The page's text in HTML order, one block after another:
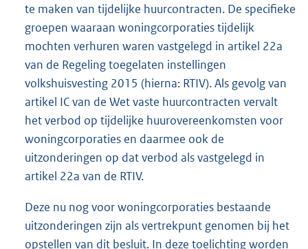
te maken van tijdelijke huurcontracten. De specifieke
groepen waaraan woningcorporaties tijdelijk
mochten verhuren waren vastgelegd in artikel 22a
van de Regeling toegelaten instellingen
volkshuisvesting 2015 (hierna: RTIV). Als gevolg van
artikel IC van de Wet vaste huurcontracten vervalt
het verbod op tijdelijke huurovereenkomsten voor
woningcorporaties en daarmee ook de
uitzonderingen op dat verbod als vastgelegd in
artikel 22a van de RTIV.
Deze nu nog voor woningcorporaties bestaande
uitzonderingen zijn als vertrekpunt genomen bij het
opstellen van dit besluit. In deze toelichting worden